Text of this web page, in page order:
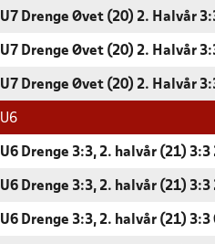
U7 Drenge Øvet (20) 2. Halvår
U7 Drenge Øvet (20) 2. Halvår
U7 Drenge Øvet (20) 2. Halvår
U6
U6 Drenge 3:3, 2. halvår (21) 3:3
U6 Drenge 3:3, 2. halvår (21) 3:3
U6 Drenge 3:3, 2. halvår (21)